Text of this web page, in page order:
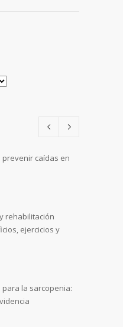
prevenir caídas en
rehabilitación
ejercicios y
la sarcopenia: